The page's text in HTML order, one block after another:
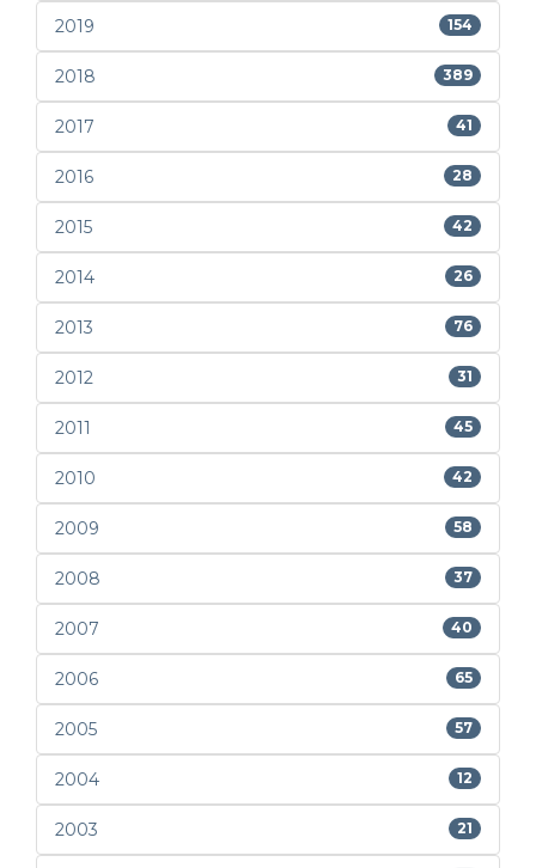
2019 154
2018 389
2017 41
2016 28
2015 42
2014 26
2013 76
2012 31
2011 45
2010 42
2009 58
2008 37
2007 40
2006 65
2005 57
2004 12
2003 21